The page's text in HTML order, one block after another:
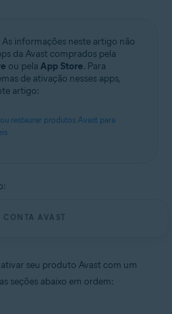
As informações neste artigo não
da Avast comprados pela
ou pela App Store. Para
de ativação nesses apps,
artigo:
restaurar produtos Avast para
CONTA AVAST
seu produto Avast com um
seções abaixo em ordem: